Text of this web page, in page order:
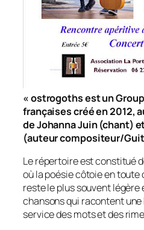
« ostrogoths est un
françaises créé en 2012,
de Johanna Juin (chant)
(auteur compositeur/
Le répertoire est constitué
où la poésie côtoie en
reste le plus souvent légère
chansons qui racontent
service des mots et des